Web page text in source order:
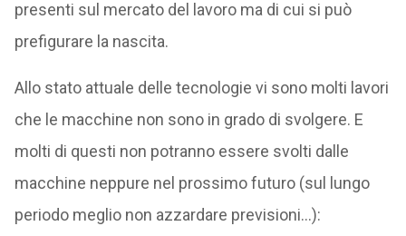
presenti sul mercato del lavoro ma di cui si può
prefigurare la nascita.
Allo stato attuale delle tecnologie vi sono molti lavori
che le macchine non sono in grado di svolgere. E
molti di questi non potranno essere svolti dalle
macchine neppure nel prossimo futuro (sul lungo
periodo meglio non azzardare previsioni…):